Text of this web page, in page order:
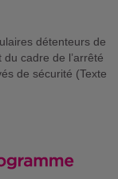
détenteurs de
cadre de l’arrêté
de sécurité (Texte